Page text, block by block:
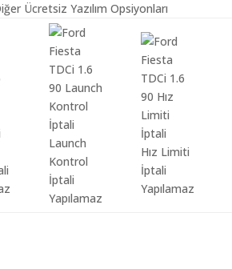
Ücretsiz Yazılım Opsiyonları
Launch
Kontrol
İptali
Yapılamaz
Hız Limiti
İptali
Yapılamaz